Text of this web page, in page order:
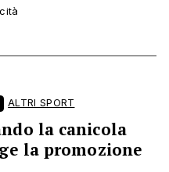
ALTRI SPORT
la canicola
la promozione